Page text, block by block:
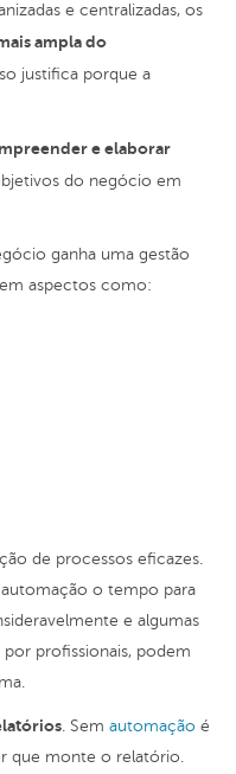
e centralizadas, os
ampla do
justifica porque a
e elaborar
do negócio em
ganha uma gestão
aspectos como:
de processos eficazes.
o tempo para
e algumas
por profissionais, podem
. Sem automação é
que monte o relatório.